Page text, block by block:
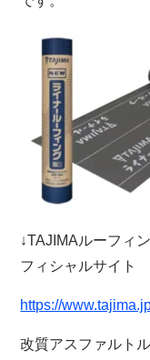
↓TAJIMAルーフィ
フィシャルサイト
https://
改質アスファルト